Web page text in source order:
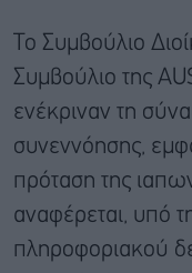
Το Συμβούλιο
Συμβούλιο της
ενέκριναν τη
συνεννόησης,
πρόταση της
αναφέρεται, υπό
πληροφοριακού